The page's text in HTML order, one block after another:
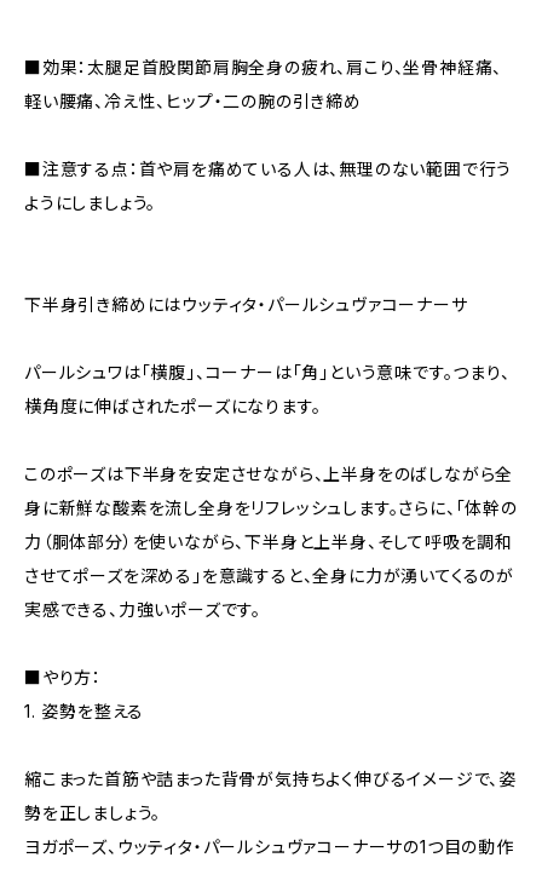
■効果：太腿足首股関節肩胸全身の疲れ、肩こり、坐骨神経痛、
軽い腰痛、冷え性、ヒップ・二の腕の引き締め
■注意する点：首や肩を痛めている人は、無理のない範囲で行う
ようにしましょう。
下半身引き締めにはウッティタ・パールシュヴァコーナーサ
パールシュワは「横腹」、コーナーは「角」という意味です。つまり、
横角度に伸ばされたポーズになります。
このポーズは下半身を安定させながら、上半身をのばしながら全
身に新鮮な酸素を流し全身をリフレッシュします。さらに、「体幹の
力（胴体部分）を使いながら、下半身と上半身、そして呼吸を調和
させてポーズを深める」を意識すると、全身に力が湧いてくるのが
実感できる、力強いポーズです。
■やり方：
1. 姿勢を整える
縮こまった首筋や詰まった背骨が気持ちよく伸びるイメージで、姿
勢を正しましょう。
ヨガポーズ、ウッティタ・パールシュヴァコーナーサの1つ目の動作